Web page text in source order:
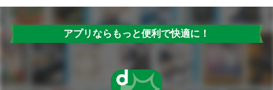
アプリならもっと便利で快適に！